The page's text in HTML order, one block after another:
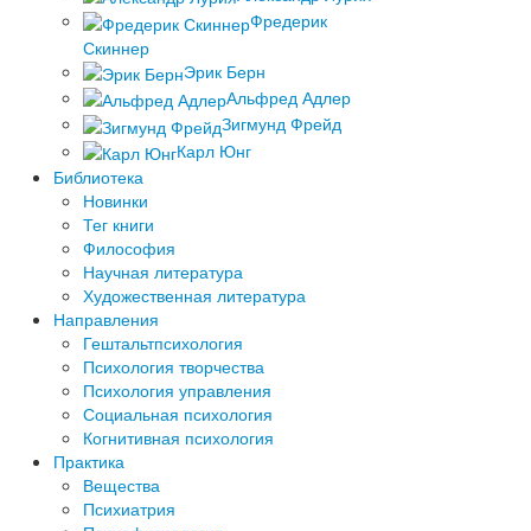
Фредерик
Скиннер
Эрик Берн
Альфред Адлер
Зигмунд Фрейд
Карл Юнг
Библиотека
Новинки
Тег книги
Философия
Научная литература
Художественная литература
Направления
Гештальтпсихология
Психология творчества
Психология управления
Социальная психология
Когнитивная психология
Практика
Вещества
Психиатрия